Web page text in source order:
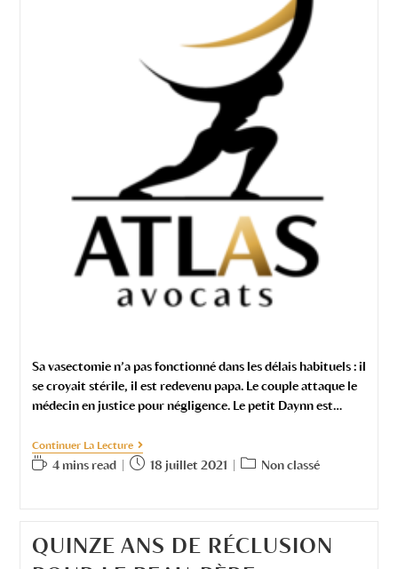
Sa vasectomie n’a pas fonctionné dans les délais habituels : il
se croyait stérile, il est redevenu papa. Le couple attaque le
médecin en justice pour négligence. Le petit Daynn est…
Continuer La Lecture
4 mins read 18 juillet 2021 Non classé
QUINZE ANS DE RÉCLUSION